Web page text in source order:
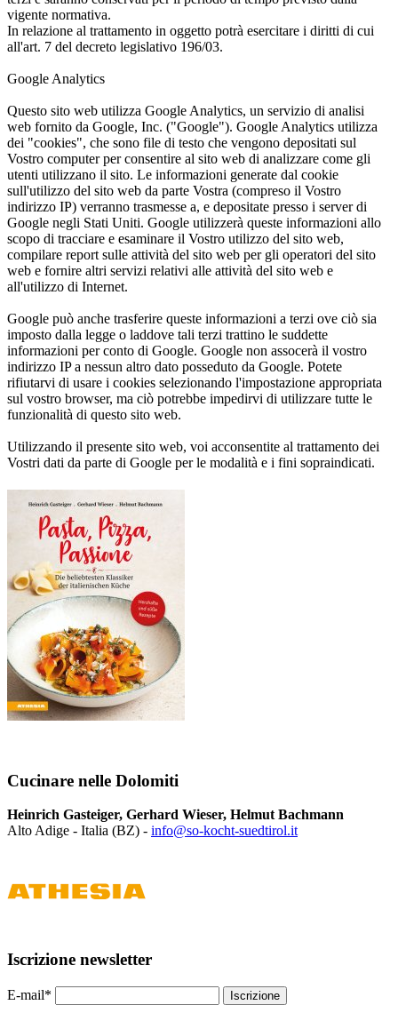
vigente normativa.
In relazione al trattamento in oggetto potrà esercitare i diritti di cui
all'art. 7 del decreto legislativo 196/03.
Google Analytics
Questo sito web utilizza Google Analytics, un servizio di analisi
web fornito da Google, Inc. ("Google"). Google Analytics utilizza
dei "cookies", che sono file di testo che vengono depositati sul
Vostro computer per consentire al sito web di analizzare come gli
utenti utilizzano il sito. Le informazioni generate dal cookie
sull'utilizzo del sito web da parte Vostra (compreso il Vostro
indirizzo IP) verranno trasmesse a, e depositate presso i server di
Google negli Stati Uniti. Google utilizzerà queste informazioni allo
scopo di tracciare e esaminare il Vostro utilizzo del sito web,
compilare report sulle attività del sito web per gli operatori del sito
web e fornire altri servizi relativi alle attività del sito web e
all'utilizzo di Internet.
Google può anche trasferire queste informazioni a terzi ove ciò sia
imposto dalla legge o laddove tali terzi trattino le suddette
informazioni per conto di Google. Google non assocerà il vostro
indirizzo IP a nessun altro dato posseduto da Google. Potete
rifiutarvi di usare i cookies selezionando l'impostazione appropriata
sul vostro browser, ma ciò potrebbe impedirvi di utilizzare tutte le
funzionalità di questo sito web.
Utilizzando il presente sito web, voi acconsentite al trattamento dei
Vostri dati da parte di Google per le modalità e i fini sopraindicati.
Cucinare nelle Dolomiti
Heinrich Gasteiger, Gerhard Wieser, Helmut Bachmann
Alto Adige - Italia (BZ) - info@so-kocht-suedtirol.it
Iscrizione newsletter
E-mail* Iscrizione